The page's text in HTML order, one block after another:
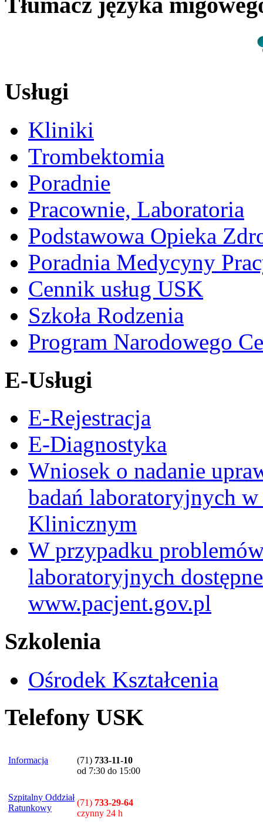
Usługi
Kliniki
Trombektomia
Poradnie
Pracownie, Laboratoria
Podstawowa Opieka
Poradnia Medycyny
Cennik usług USK
Szkoła Rodzenia
Program Narodowego
E-Usługi
E-Rejestracja
E-Diagnostyka
Wniosek o nadanie
badań laboratoryjnych
Klinicznym
W przypadku
laboratoryjnych
www.pacjent.gov.pl
Szkolenia
Ośrodek Kształcenia
Telefony USK
Informacja (71) 733-11-10
od 7:30 do 15:00
Szpitalny Oddział
Ratunkowy
(71) 733-29-64
czynny 24 h